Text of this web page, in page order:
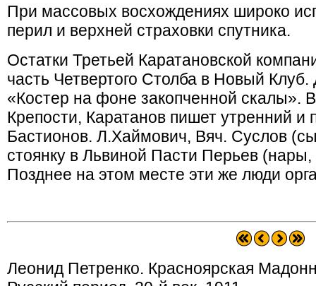
При массовых восхождениях широко
перил и верхней страховки спутника.
Остатки Третьей Каратановской
часть Четвертого Столба в Новый
«Костер на фоне закопченной скалы».
Крепости, Каратанов пишет утренний
Бастионов. Л.Хаймович, Вяч. Суслов
стоянку в Львиной Пасти Перьев (нары,
Позднее на этом месте эти же люди
Леонид Петренко. Красноярская